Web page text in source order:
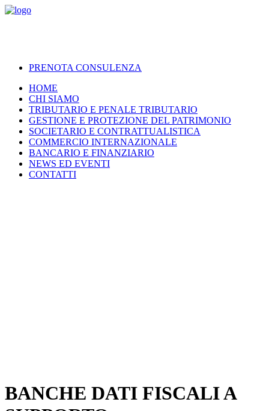
PRENOTA CONSULENZA
HOME
CHI SIAMO
TRIBUTARIO E PENALE TRIBUTARIO
GESTIONE E PROTEZIONE DEL PATRIMONIO
SOCIETARIO E CONTRATTUALISTICA
COMMERCIO INTERNAZIONALE
BANCARIO E FINANZIARIO
NEWS ED EVENTI
CONTATTI
BANCHE DATI FISCALI A